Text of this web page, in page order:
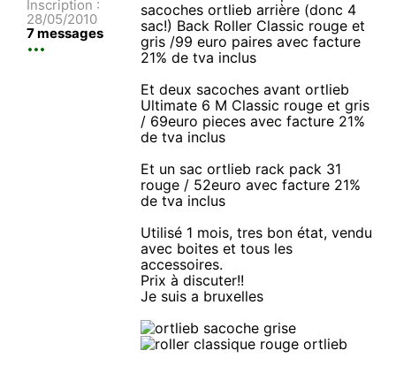
Inscription :
28/05/2010
7 messages
sacoches ortlieb arrière (donc 4
sac!) Back Roller Classic rouge et
gris /99 euro paires avec facture
21% de tva inclus
Et deux sacoches avant ortlieb
Ultimate 6 M Classic rouge et gris
/ 69euro pieces avec facture 21%
de tva inclus
Et un sac ortlieb rack pack 31
rouge / 52euro avec facture 21%
de tva inclus
Utilisé 1 mois, tres bon état, vendu
avec boites et tous les
accessoires.
Prix à discuter!!
Je suis a bruxelles